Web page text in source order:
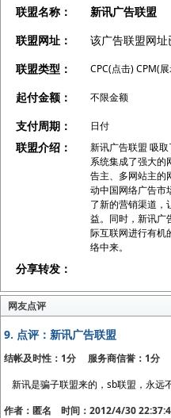
联盟名称：
新讯广告联盟
联盟网址：
该广告联盟网址
联盟类型：
CPC(点击) CPM(
起付金额： 不限金额
支付周期： 日付
联盟介绍：
新讯广告联盟 吸
系统集成了强大的
告主、多网站主的
动中国网络广告市
了新的营销渠道，
益。同时，新讯广
际互联网进行有机
络中来。
分享转发：
网友点评
9. 点评：新讯广告联盟
结帐及时性：1分 服务商信誉：1分
新讯是骗子联盟来的，sb联盟，永远
作者：匿名 时间：2012/4/30